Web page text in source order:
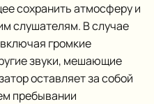
сохранить атмосферу и
слушателям. В случае
громкие
звуки, мешающие
оставляет за собой
пребывании